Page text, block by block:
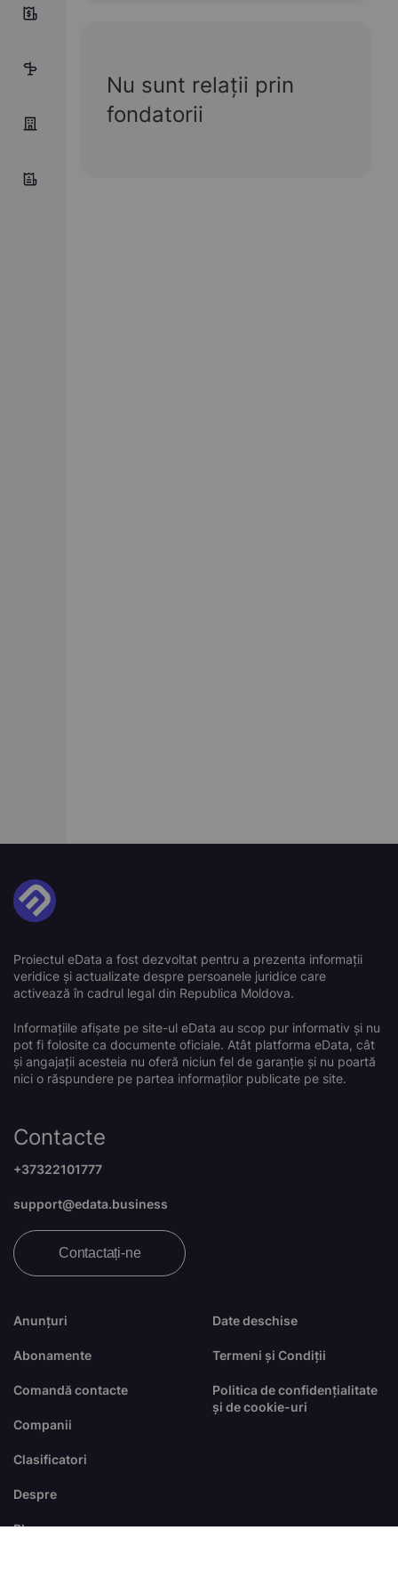
Nu sunt relații prin
fondatorii
Proiectul eData a fost dezvoltat pentru a prezenta informații
veridice și actualizate despre persoanele juridice care
activează în cadrul legal din Republica Moldova.
Informațiile afișate pe site-ul eData au scop pur informativ și nu
pot fi folosite ca documente oficiale. Atât platforma eData, cât
și angajații acesteia nu oferă niciun fel de garanție și nu poartă
nici o răspundere pe partea informaților publicate pe site.
Anunțuri
Abonamente
Comandă contacte
Companii
Clasificatori
Despre
Blog
Date deschise
Termeni și Condiții
Politica de confidențialitate
și de cookie-uri
Contacte
+37322101777
support@edata.business
Contactați-ne